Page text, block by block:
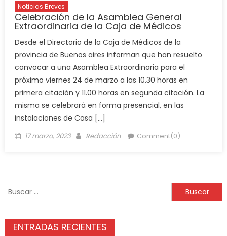
Noticias Breves
Celebración de la Asamblea General
Extraordinaria de la Caja de Médicos
Desde el Directorio de la Caja de Médicos de la
provincia de Buenos aires informan que han resuelto
convocar a una Asamblea Extraordinaria para el
próximo viernes 24 de marzo a las 10.30 horas en
primera citación y 11.00 horas en segunda citación. La
misma se celebrará en forma presencial, en las
instalaciones de Casa […]
17 marzo, 2023 Redacción Comment(0)
ENTRADAS RECIENTES